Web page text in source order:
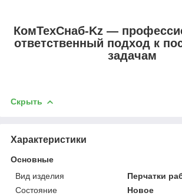
КомТехСнаб-Kz —
ответственный подход к
задачам
Скрыть
Характеристики
Основные
Вид изделия
Перчатки
Состояние
Новое